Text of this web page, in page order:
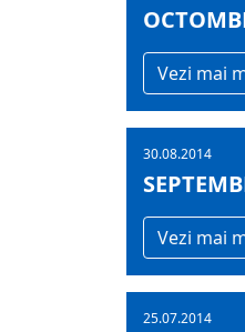
Vezi mai
30.08.2014
Vezi mai
25.07.2014